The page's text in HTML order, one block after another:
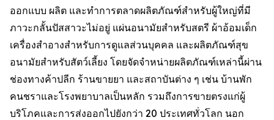
ออกแบบ ผลิต และทำการตลาดผลิตภัณฑ์สำหรับผู้ใหญ่ที่มี
ภาวะกลั้นปัสสาวะไม่อยู่ แผ่นอนามัยสำหรับสตรี ผ้าอ้อมเด็ก
เครื่องสำอางสำหรับการดูแลส่วนบุคคล และผลิตภัณฑ์สุข
อนามัยสำหรับสัตว์เลี้ยง โดยจัดจำหน่ายผลิตภัณฑ์เหล่านี้ผ่าน
ช่องทางค้าปลีก ร้านขายยา และสถาบันต่าง ๆ เช่น บ้านพัก
คนชราและโรงพยาบาลเป็นหลัก รวมถึงการขายตรงแก่ผู้
บริโภคและการส่งออกไปยังกว่า 20 ประเทศทั่วโลก นอก